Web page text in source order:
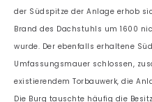
der Südspitze der Anlage erhob
Brand des Dachstuhls um 1600
wurde. Der ebenfalls erhaltene
Umfassungsmauer schlossen,
existierendem Torbauwerk, die
Die Burg tauschte häufig die